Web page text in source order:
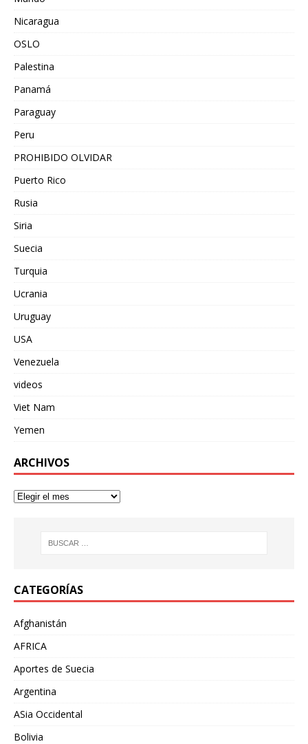
Nicaragua
OSLO
Palestina
Panamá
Paraguay
Peru
PROHIBIDO OLVIDAR
Puerto Rico
Rusia
Siria
Suecia
Turquia
Ucrania
Uruguay
USA
Venezuela
videos
Viet Nam
Yemen
ARCHIVOS
CATEGORÍAS
Afghanistán
AFRICA
Aportes de Suecia
Argentina
ASia Occidental
Bolivia